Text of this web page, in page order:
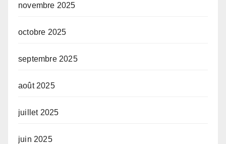
novembre 2025
octobre 2025
septembre 2025
août 2025
juillet 2025
juin 2025